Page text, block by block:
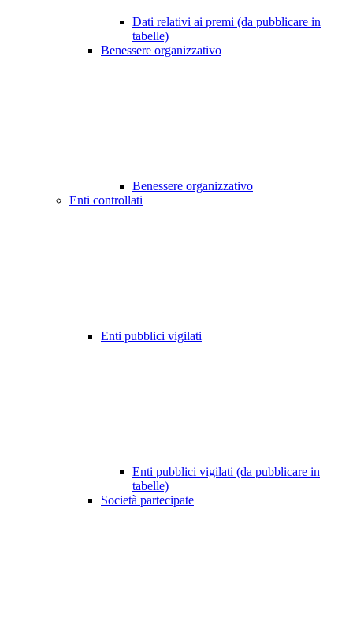
Dati relativi ai premi (da pubblicare in
tabelle)
Benessere organizzativo
Benessere organizzativo
Enti controllati
Enti pubblici vigilati
Enti pubblici vigilati (da pubblicare in
tabelle)
Società partecipate